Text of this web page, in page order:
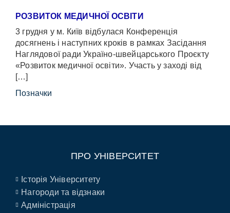
РОЗВИТОК МЕДИЧНОЇ ОСВІТИ
3 грудня у м. Київ відбулася Конференція
досягнень і наступних кроків в рамках Засідання
Наглядової ради Україно-швейцарського Проєкту
«Розвиток медичної освіти». Участь у заході від
[…]
Позначки
ПРО УНІВЕРСИТЕТ
Історія Університету
Нагороди та відзнаки
Адміністрація